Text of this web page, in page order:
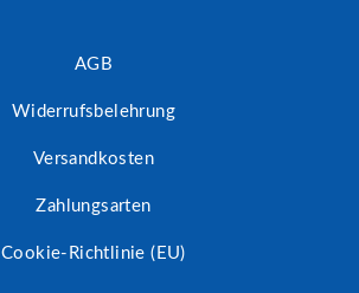
AGB
Widerrufsbelehrung
Versandkosten
Zahlungsarten
Cookie-Richtlinie (EU)